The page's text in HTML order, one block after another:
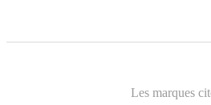
Les marques